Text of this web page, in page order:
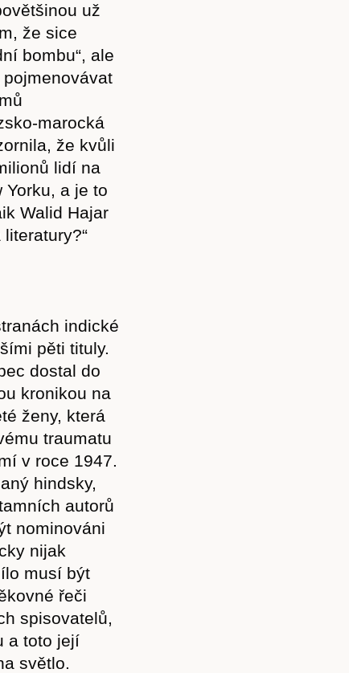
už
že sice
bombu“, ale
marocká
že kvůli
lidí na
Yorku, a je to
Walid Hajar
indické
pěti tituly.
dostal do
kronikou na
ženy, která
traumatu
v roce 1947.
hindsky,
autorů
nominováni
nijak
musí být
řeči
spisovatelů,
a toto její
světlo.